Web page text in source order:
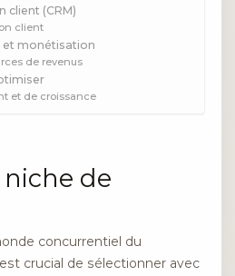
client (CRM)
client
et monétisation
de revenus
et de croissance
de
concurrentiel du
crucial de sélectionner avec